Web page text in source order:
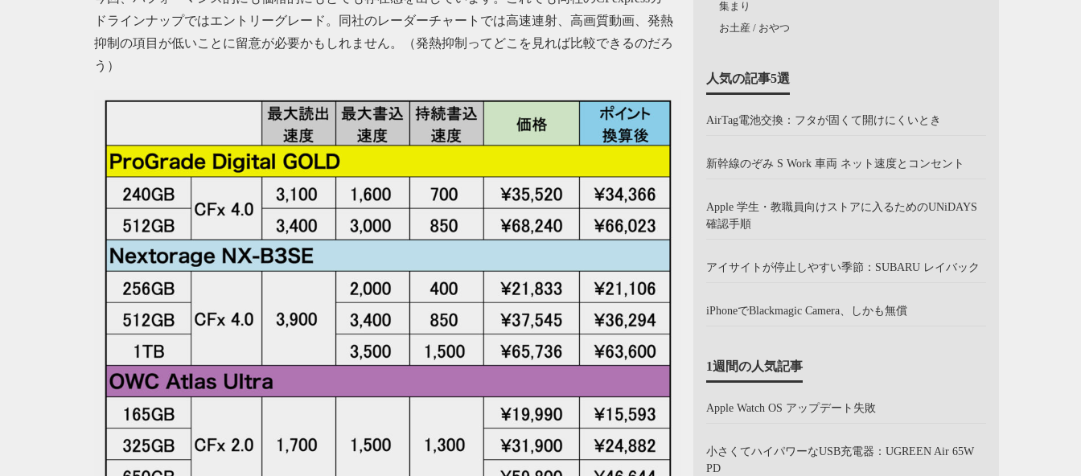
ドラインナップではエントリーグレード。同社のレーダーチャートでは高速連射、高画質動画、発熱
抑制の項目が低いことに留意が必要かもしれません。（発熱抑制ってどこを見れば比較できるのだろ
う）
集まり
お土産 / おやつ
人気の記事5選
AirTag電池交換：フタが固くて開けにくいとき
新幹線のぞみ S Work 車両 ネット速度とコンセント
Apple 学生・教職員向けストアに入るためのUNiDAYS
確認手順
アイサイトが停止しやすい季節：SUBARU レイバック
iPhoneでBlackmagic Camera、しかも無償
1週間の人気記事
Apple Watch OS アップデート失敗
小さくてハイパワーなUSB充電器：UGREEN Air 65W
PD